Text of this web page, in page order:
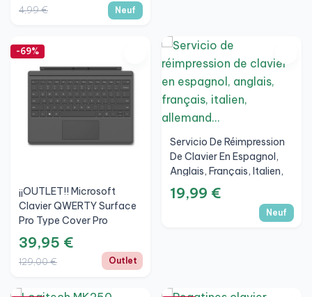
4,99 € Neuf
-69%
¡¡OUTLET!! Microsoft
Clavier QWERTY Surface
Pro Type Cover Pro
Gris/Gris Nuit Pro
3/4/5/6/7 UK (M1725)
39,95 €
129,00 € Outlet
Servicio De Réimpression
De Clavier En Espagnol,
Anglais, Français, Italien,
Allemand...
19,99 €
Neuf